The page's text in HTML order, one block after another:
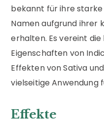
bekannt für ihre
Namen aufgrund ihrer
erhalten. Es vereint
Eigenschaften von
Effekten von Sativa
vielseitige Anwendung
Effekte